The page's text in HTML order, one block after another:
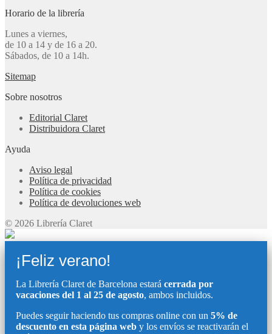
Horario de la librería
Lunes a viernes,
de 10 a 14 y de 16 a 20.
Sábados, de 10 a 14h.
Sitemap
Sobre nosotros
Editorial Claret
Distribuidora Claret
Ayuda
Aviso legal
Política de privacidad
Política de cookies
Política de devoluciones web
© 2026 Librería Claret
¡Feliz verano!
La Librería Claret de Barcelona estará cerrada por
vacaciones del 1 al 25 de agosto, ambos incluidos.
Puedes seguir haciendo tus compras online con un 5% de
descuento en esta página web y los envíos se reactivarán el